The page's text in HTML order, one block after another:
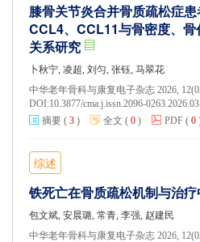
膝骨关节炎合并骨质疏松症患
CCL4、CCL11与骨密度、
关系研究
卜秋宁, 凌超, 刘匀, 张钰, 马翠花
中华老年骨科与康复电子杂志 2026,
DOI:10.3877/cma.j.issn.2096-
摘要 ( 3 ) 全文 ( 0 ) PDF ( 0
综述
铁死亡在骨质疏松机制与治
包文斌, 安晨璐, 常青, 李强, 赵建民
中华老年骨科与康复电子杂志 2026,